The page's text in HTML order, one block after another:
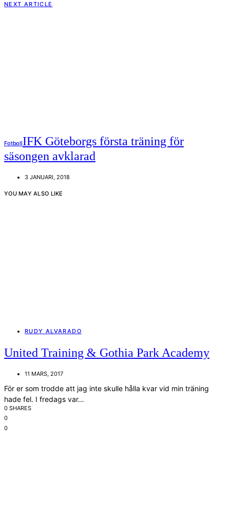
NEXT ARTICLE
FotbollIFK Göteborgs första träning för
säsongen avklarad
3 JANUARI, 2018
YOU MAY ALSO LIKE
RUDY ALVARADO
United Training & Gothia Park Academy
11 MARS, 2017
För er som trodde att jag inte skulle hålla kvar vid min träning
hade fel. I fredags var…
0 SHARES
0
0